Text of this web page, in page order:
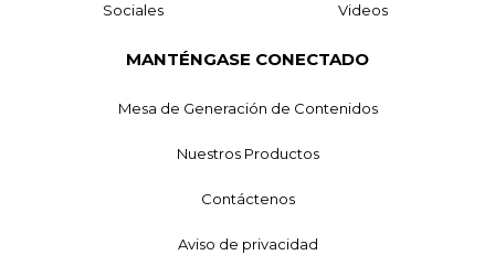
Sociales Videos
MANTÉNGASE CONECTADO
Mesa de Generación de Contenidos
Nuestros Productos
Contáctenos
Aviso de privacidad